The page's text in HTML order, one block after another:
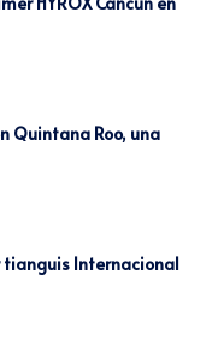
Quintana Roo, una
tianguis Internacional